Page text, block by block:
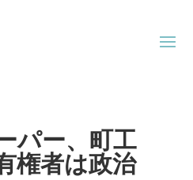
ー、町工
権者は政治